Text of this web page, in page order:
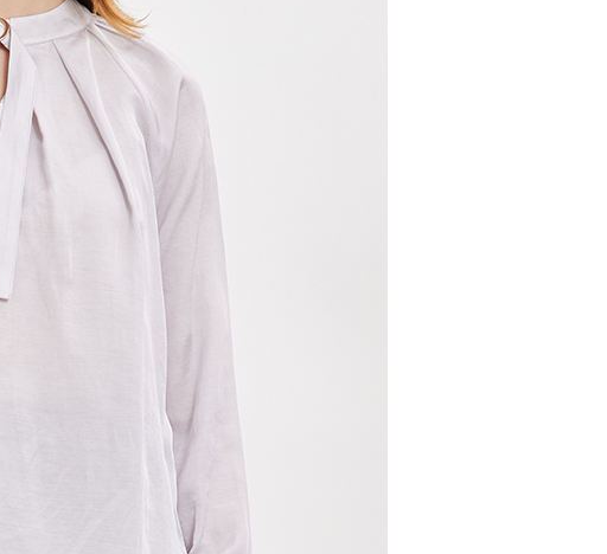
５．嚴禁一人註冊多個帳號或使用他人資訊註冊。若發現惡意使用之情
形，恩沛科技股份有限公司將有權停止該用戶之使用額度並採取法律行
動。